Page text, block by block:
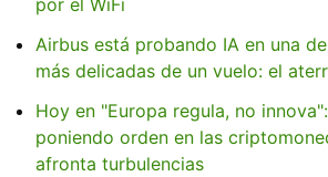
por el WiFi
Airbus está probando IA en una
más delicadas de un vuelo: el
Hoy en "Europa regula, no
poniendo orden en las
afronta turbulencias